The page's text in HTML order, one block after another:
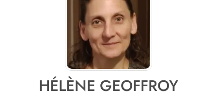
HÉLÈNE GEOFFROY